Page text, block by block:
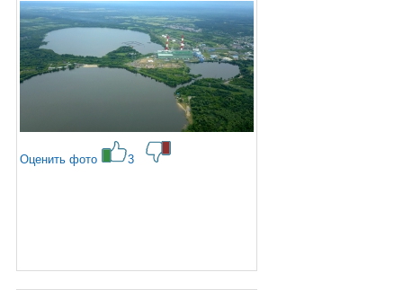
Оценить фото 3